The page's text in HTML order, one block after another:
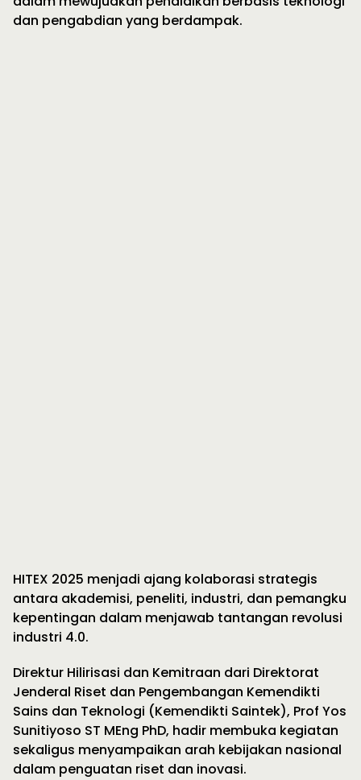
dan pengabdian yang berdampak.
HITEX 2025 menjadi ajang kolaborasi strategis
antara akademisi, peneliti, industri, dan pemangku
kepentingan dalam menjawab tantangan revolusi
industri 4.0.
Direktur Hilirisasi dan Kemitraan dari Direktorat
Jenderal Riset dan Pengembangan Kemendikti
Sains dan Teknologi (Kemendikti Saintek), Prof Yos
Sunitiyoso ST MEng PhD, hadir membuka kegiatan
sekaligus menyampaikan arah kebijakan nasional
dalam penguatan riset dan inovasi.